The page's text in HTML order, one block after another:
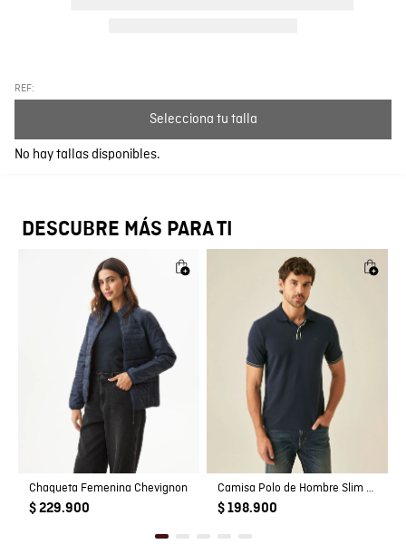
REF:
Selecciona tu talla
No hay tallas disponibles.
DESCUBRE MÁS PARA TI
Chaqueta Femenina Chevignon
$ 229.900
Camisa Polo de Hombre Slim Fit Manga Corta Perilla Tejida Escondida en Mezcla de Algodón y Viscosa
$ 198.900